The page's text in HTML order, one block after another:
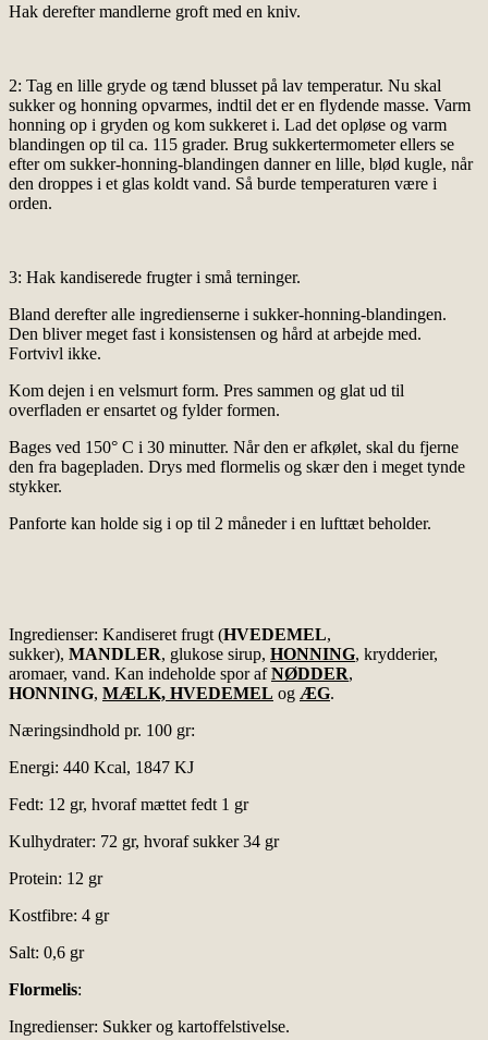
Hak derefter mandlerne groft med en kniv.
2: Tag en lille gryde og tænd blusset på lav temperatur. Nu skal
sukker og honning opvarmes, indtil det er en flydende masse. Varm
honning op i gryden og kom sukkeret i. Lad det opløse og varm
blandingen op til ca. 115 grader. Brug sukkertermometer ellers se
efter om sukker-honning-blandingen danner en lille, blød kugle, når
den droppes i et glas koldt vand. Så burde temperaturen være i
orden.
3: Hak kandiserede frugter i små terninger.
Bland derefter alle ingredienserne i sukker-honning-blandingen.
Den bliver meget fast i konsistensen og hård at arbejde med.
Fortvivl ikke.
Kom dejen i en velsmurt form. Pres sammen og glat ud til
overfladen er ensartet og fylder formen.
Bages ved 150° C i 30 minutter. Når den er afkølet, skal du fjerne
den fra bagepladen. Drys med flormelis og skær den i meget tynde
stykker.
Panforte kan holde sig i op til 2 måneder i en lufttæt beholder.
Ingredienser: Kandiseret frugt (HVEDEMEL,
sukker), MANDLER, glukose sirup, HONNING, krydderier,
aromaer, vand. Kan indeholde spor afNØDDER,
HONNING, MÆLK, HVEDEMEL og ÆG.
Næringsindhold pr. 100 gr:
Energi: 440 Kcal, 1847 KJ
Fedt: 12 gr, hvoraf mættet fedt 1 gr
Kulhydrater: 72 gr, hvoraf sukker 34 gr
Protein: 12 gr
Kostfibre: 4 gr
Salt: 0,6 gr
Flormelis:
Ingredienser: Sukker og kartoffelstivelse.